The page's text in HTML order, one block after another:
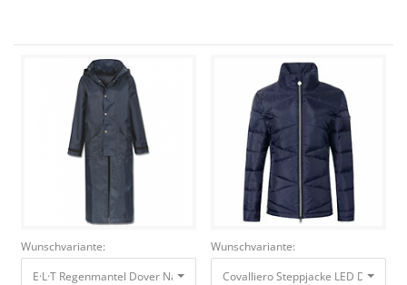
Wunschvariante:
E·L·T Regenmantel Dover Nachtblau, Gr. XS54,89 €46,10 €
Wunschvariante:
Covalliero Steppjacke